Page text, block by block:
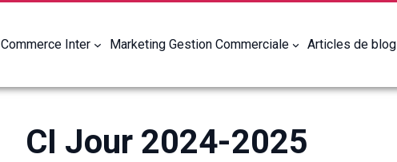
Commerce Inter Marketing Gestion Commerciale Articles de blog
CI Jour 2024-2025